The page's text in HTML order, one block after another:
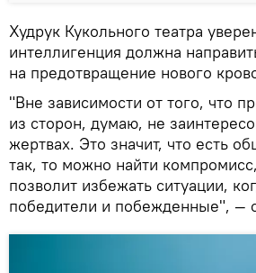
Худрук Кукольного театра
интеллигенция должна
на предотвращение нового
"Вне зависимости от того, что
из сторон, думаю, не
жертвах. Это значит, что есть
так, то можно найти
позволит избежать ситуации,
победители и побежденные", —